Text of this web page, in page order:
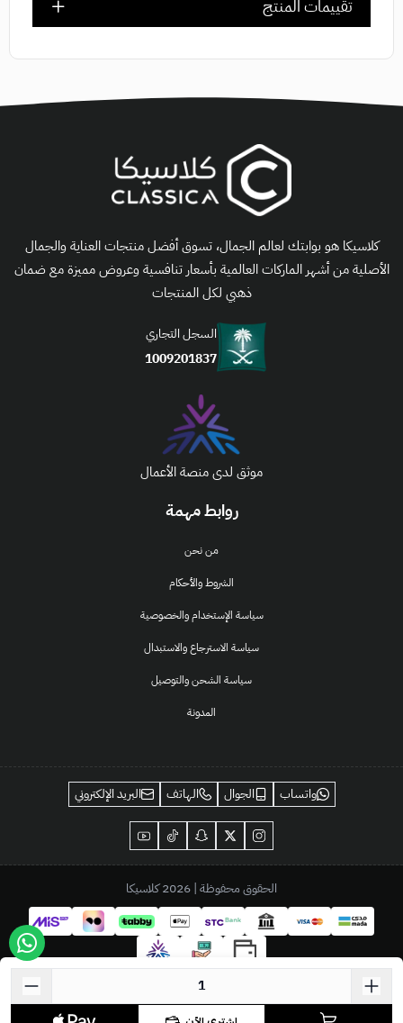
تقييمات المنتج
روابط مهمة
من نحن
الشروط والأحكام
سياسة الإستخدام والخصوصية
سياسة الاسترجاع والاستبدال
سياسة الشحن والتوصيل
المدونة
كلاسيكا هو بوابتك لعالم الجمال، تسوق أفضل منتجات العناية والجمال
الأصلية من أشهر الماركات العالمية بأسعار تنافسية وعروض مميزة مع ضمان
ذهبي لكل المنتجات
السجل التجاري
1009201837
موثق لدى منصة الأعمال
واتساب الجوال الهاتف البريد الإلكتروني
الحقوق محفوظة | 2026 كلاسيكا